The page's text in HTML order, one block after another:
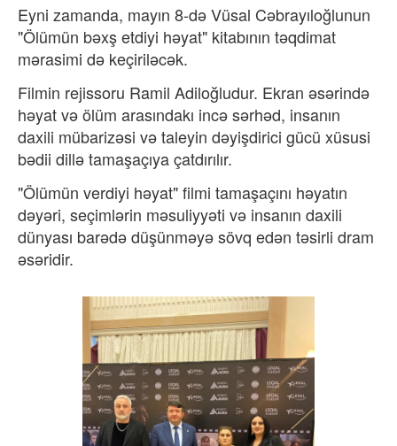
Eyni zamanda, mayın 8-də Vüsal Cəbrayıloğlunun
"Ölümün bəxş etdiyi həyat" kitabının təqdimat
mərasimi də keçiriləcək.
Filmin rejissoru Ramil Adiloğludur. Ekran əsərində
həyat və ölüm arasındakı incə sərhəd, insanın
daxili mübarizəsi və taleyin dəyişdirici gücü xüsusi
bədii dillə tamaşaçıya çatdırılır.
"Ölümün verdiyi həyat" filmi tamaşaçını həyatın
dəyəri, seçimlərin məsuliyyəti və insanın daxili
dünyası barədə düşünməyə sövq edən təsirli dram
əsəridir.